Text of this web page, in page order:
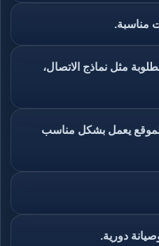
مناسبة.
مثل نماذج الاتصال،
الموقع يعمل بشكل مناسب
دورية.